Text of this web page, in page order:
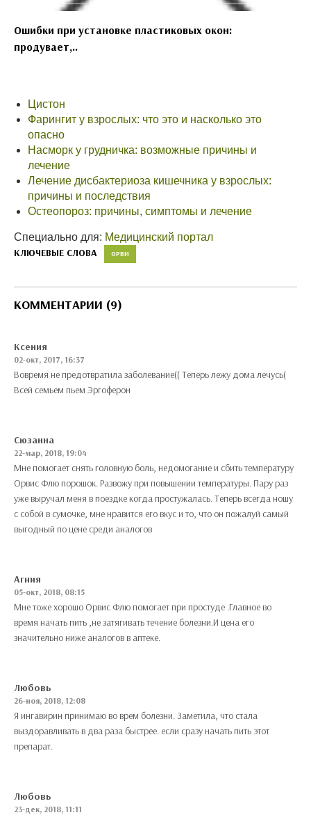
Ошибки при установке пластиковых окон:
продувает,..
Цистон
Фарингит у взрослых: что это и насколько это
опасно
Насморк у грудничка: возможные причины и
лечение
Лечение дисбактериоза кишечника у взрослых:
причины и последствия
Остеопороз: причины, симптомы и лечение
Специально для: Медицинский портал
КЛЮЧЕВЫЕ СЛОВА ОРВИ
КОММЕНТАРИИ (9)
Ксения
02-окт, 2017, 16:37
Вовремя не предотвратила заболевание(( Теперь лежу дома лечусь(
Всей семьем пьем Эргоферон
Сюзанна
22-мар, 2018, 19:04
Мне помогает снять головную боль, недомогание и сбить температуру
Орвис Флю порошок. Развожу при повышении температуры. Пару раз
уже выручал меня в поездке когда простужалась. Теперь всегда ношу
с собой в сумочке, мне нравится его вкус и то, что он пожалуй самый
выгодный по цене среди аналогов
Агния
05-окт, 2018, 08:15
Мне тоже хорошо Орвис Флю помогает при простуде .Главное во
время начать пить ,не затягивать течение болезни.И цена его
значительно ниже аналогов в аптеке.
Любовь
26-ноя, 2018, 12:08
Я ингавирин принимаю во врем болезни. Заметила, что стала
выздоравливать в два раза быстрее. если сразу начать пить этот
препарат.
Любовь
23-дек, 2018, 11:11